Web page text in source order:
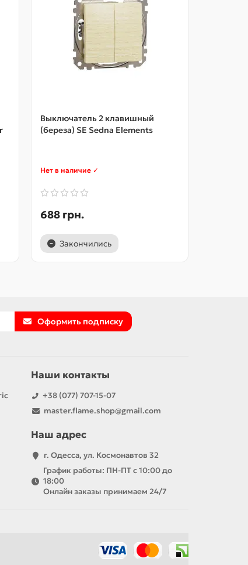
Выключатель 2 клавишный
(береза) SE Sedna Elements
Нет в наличие ✓
688 грн.
Закончились
Оформить подписку
Наши контакты
+38 (077) 707-15-07
master.flame.shop@gmail.com
Наш адрес
г. Одесса, ул. Космонавтов 32
График работы: ПН-ПТ с 10:00 до
18:00
Онлайн заказы принимаем 24/7